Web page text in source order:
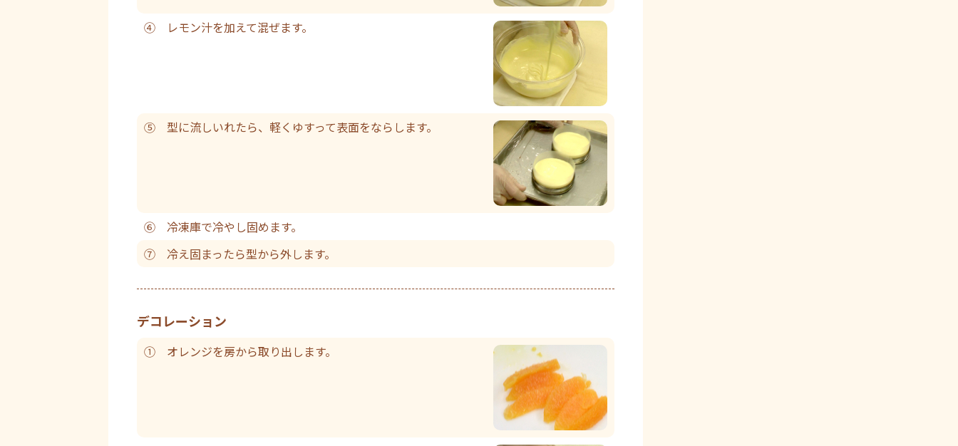
④ レモン汁を加えて混ぜます。
⑤ 型に流しいれたら、軽くゆすって表面をならします。
⑥ 冷凍庫で冷やし固めます。
⑦ 冷え固まったら型から外します。
デコレーション
① オレンジを房から取り出します。